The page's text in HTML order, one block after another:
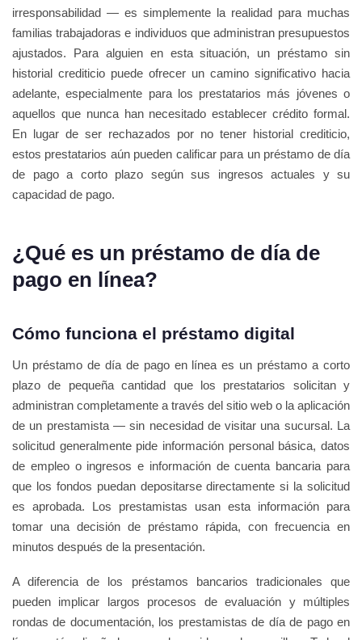
irresponsabilidad — es simplemente la realidad para muchas
familias trabajadoras e individuos que administran presupuestos
ajustados. Para alguien en esta situación, un préstamo sin
historial crediticio puede ofrecer un camino significativo hacia
adelante, especialmente para los prestatarios más jóvenes o
aquellos que nunca han necesitado establecer crédito formal.
En lugar de ser rechazados por no tener historial crediticio,
estos prestatarios aún pueden calificar para un préstamo de día
de pago a corto plazo según sus ingresos actuales y su
capacidad de pago.
¿Qué es un préstamo de día de
pago en línea?
Cómo funciona el préstamo digital
Un préstamo de día de pago en línea es un préstamo a corto
plazo de pequeña cantidad que los prestatarios solicitan y
administran completamente a través del sitio web o la aplicación
de un prestamista — sin necesidad de visitar una sucursal. La
solicitud generalmente pide información personal básica, datos
de empleo o ingresos e información de cuenta bancaria para
que los fondos puedan depositarse directamente si la solicitud
es aprobada. Los prestamistas usan esta información para
tomar una decisión de préstamo rápida, con frecuencia en
minutos después de la presentación.
A diferencia de los préstamos bancarios tradicionales que
pueden implicar largos procesos de evaluación y múltiples
rondas de documentación, los prestamistas de día de pago en